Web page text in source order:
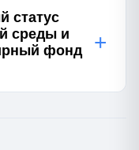
статус
среды и
фонд
+